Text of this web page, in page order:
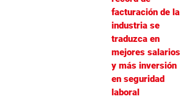
facturación de la
industria se
traduzca en
mejores salarios
y más inversión
en seguridad
laboral